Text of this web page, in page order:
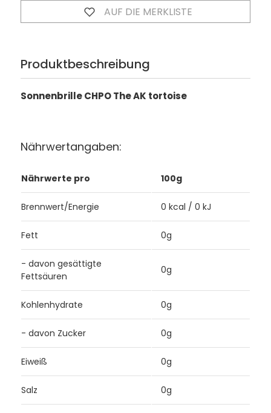
AUF DIE MERKLISTE
Produktbeschreibung
Sonnenbrille CHPO The AK tortoise
Nährwertangaben:
Nährwerte pro 100g
Brennwert/Energie 0 kcal / 0 kJ
Fett 0g
- davon gesättigte
Fettsäuren
0g
Kohlenhydrate 0g
- davon Zucker 0g
Eiweiß 0g
Salz 0g